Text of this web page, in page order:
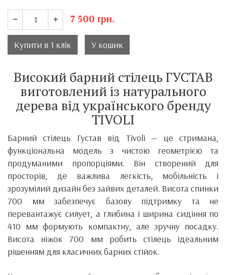
7 500 грн.
Купити в 1 клік У кошик
Високий барний стілець ГУСТАВ
виготовлений із натурального
дерева від українського бренду
TIVOLI
Барний стілець Густав від Tivoli — це стримана,
функціональна модель з чистою геометрією та
продуманими пропорціями. Він створений для
просторів, де важлива легкість, мобільність і
зрозумілий дизайн без зайвих деталей. Висота спинки
700 мм забезпечує базову підтримку та не
перевантажує силует, а глибина і ширина сидіння по
410 мм формують компактну, але зручну посадку.
Висота ніжок 700 мм робить стілець ідеальним
рішенням для класичних барних стійок.